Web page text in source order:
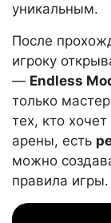
уникальным.
После
игроку
— Endless
только
тех, кто
арены, есть
можно
правила игры.